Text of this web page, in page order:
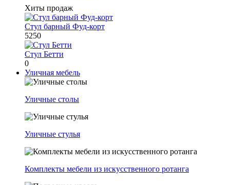
Хиты продаж
Стул барный Фуд-корт
5250
Стул Бетти
0
Уличная мебель
Уличные столы
Уличные стулья
Комплекты мебели из искусственного ротанга